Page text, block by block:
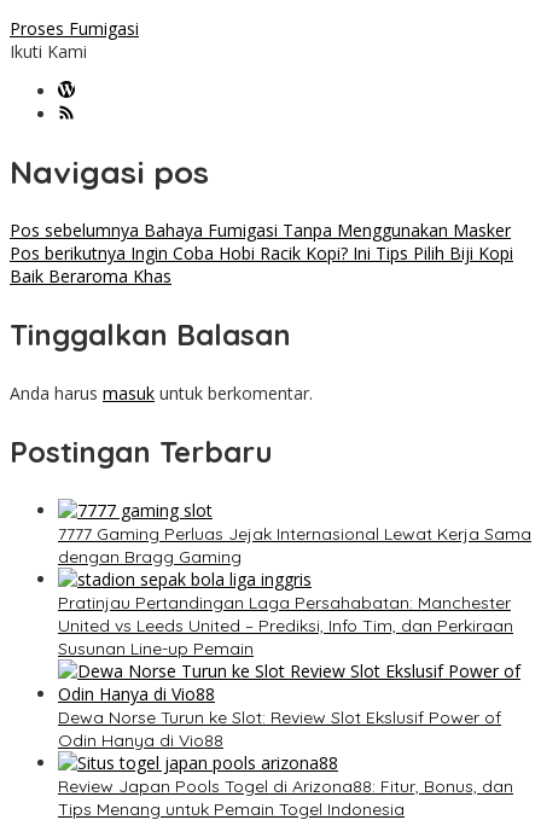
Proses Fumigasi
Ikuti Kami
Navigasi pos
Pos sebelumnya Bahaya Fumigasi Tanpa Menggunakan Masker
Pos berikutnya Ingin Coba Hobi Racik Kopi? Ini Tips Pilih Biji Kopi
Baik Beraroma Khas
Tinggalkan Balasan
Anda harus masuk untuk berkomentar.
Postingan Terbaru
7777 Gaming Perluas Jejak Internasional Lewat Kerja Sama
dengan Bragg Gaming
Pratinjau Pertandingan Laga Persahabatan: Manchester
United vs Leeds United – Prediksi, Info Tim, dan Perkiraan
Susunan Line-up Pemain
Dewa Norse Turun ke Slot: Review Slot Ekslusif Power of
Odin Hanya di Vio88
Review Japan Pools Togel di Arizona88: Fitur, Bonus, dan
Tips Menang untuk Pemain Togel Indonesia